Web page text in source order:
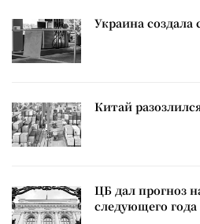
Украина
Китай
ЦБ дал прогноз
следующего года